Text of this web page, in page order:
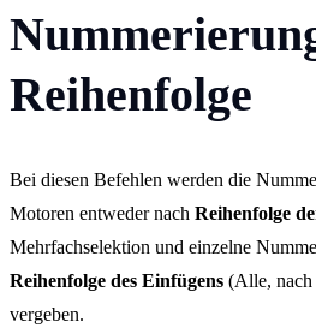
Reihenfolge
Bei diesen Befehlen werden die
Motoren entweder nach Reihenfolge
Mehrfachselektion und einzelne
Reihenfolge des Einfügens (Alle, nach
vergeben.